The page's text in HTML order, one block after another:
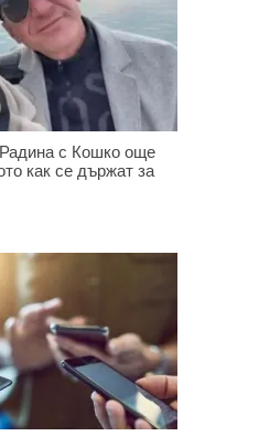
с Кошко още
как се държат за